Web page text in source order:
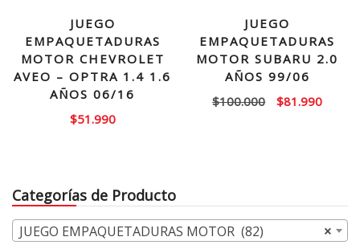
JUEGO
EMPAQUETADURAS
MOTOR CHEVROLET
AVEO – OPTRA 1.4 1.6
AÑOS 06/16
$51.990
JUEGO
EMPAQUETADURAS
MOTOR SUBARU 2.0
AÑOS 99/06
$100.000
El
$81.990El
Categorías de Producto
×
JUEGO EMPAQUETADURAS MOTOR (82)